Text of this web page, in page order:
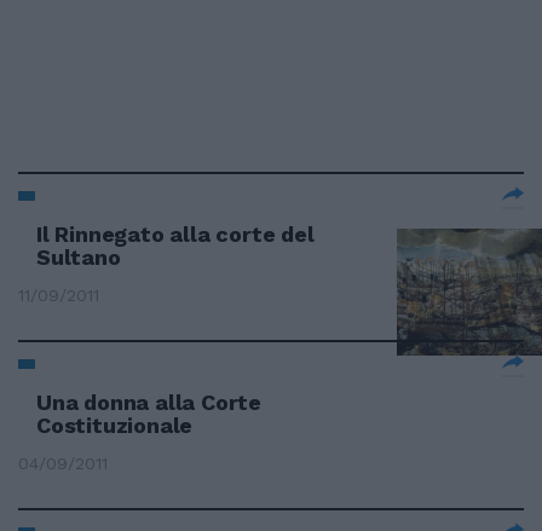
Il Rinnegato alla corte del
Sultano
11/09/2011
Una donna alla Corte
Costituzionale
04/09/2011